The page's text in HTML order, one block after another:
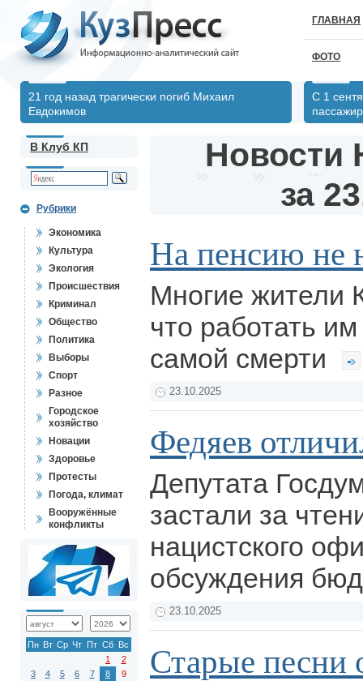
ГЛАВНАЯ
ФОТО
21 год назад трагически погиб Михаил
Евдокимов
С 1
В Клуб КП
Рубрики
Экономика
Культура
Экология
Происшествия
Криминал
Общество
Политика
Выборы
Спорт
Разное
Городское
хозяйство
Новации
Здоровье
Протесты
Погода, климат
Вооружённые
конфликты
Пн Вт Ср Чт Пт Сб Вс
1
2
3
4 5 6 7 8
9
Новости
за
На пенсию не
Многие жители
что работать
самой смерти
23.10.2025
Федяев
Депутата
застали за
нацистского
обсуждения
23.10.2025
Старые песни